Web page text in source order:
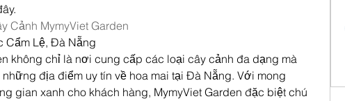
Cảnh MymyViet Garden
Cẩm Lệ, Đà Nẵng
không chỉ là nơi cung cấp các loại cây cảnh đa dạng mà
những địa điểm uy tín về hoa mai tại Đà Nẵng. Với mong
gian xanh cho khách hàng, MymyViet Garden đặc biệt chú